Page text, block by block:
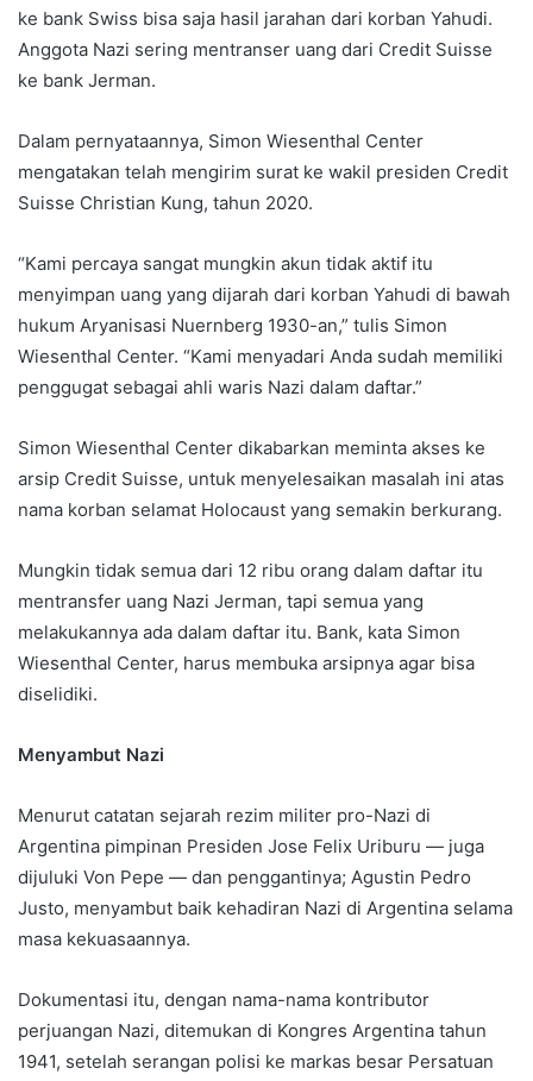
ke bank Swiss bisa saja hasil jarahan dari korban Yahudi.
Anggota Nazi sering mentranser uang dari Credit Suisse
ke bank Jerman.
Dalam pernyataannya, Simon Wiesenthal Center
mengatakan telah mengirim surat ke wakil presiden Credit
Suisse Christian Kung, tahun 2020.
“Kami percaya sangat mungkin akun tidak aktif itu
menyimpan uang yang dijarah dari korban Yahudi di bawah
hukum Aryanisasi Nuernberg 1930-an,” tulis Simon
Wiesenthal Center. “Kami menyadari Anda sudah memiliki
penggugat sebagai ahli waris Nazi dalam daftar.”
Simon Wiesenthal Center dikabarkan meminta akses ke
arsip Credit Suisse, untuk menyelesaikan masalah ini atas
nama korban selamat Holocaust yang semakin berkurang.
Mungkin tidak semua dari 12 ribu orang dalam daftar itu
mentransfer uang Nazi Jerman, tapi semua yang
melakukannya ada dalam daftar itu. Bank, kata Simon
Wiesenthal Center, harus membuka arsipnya agar bisa
diselidiki.
Menyambut Nazi
Menurut catatan sejarah rezim militer pro-Nazi di
Argentina pimpinan Presiden Jose Felix Uriburu — juga
dijuluki Von Pepe — dan penggantinya; Agustin Pedro
Justo, menyambut baik kehadiran Nazi di Argentina selama
masa kekuasaannya.
Dokumentasi itu, dengan nama-nama kontributor
perjuangan Nazi, ditemukan di Kongres Argentina tahun
1941, setelah serangan polisi ke markas besar Persatuan